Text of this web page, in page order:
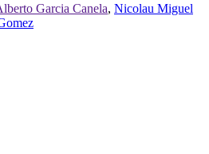
Garcia Canela, Nicolau Miguel